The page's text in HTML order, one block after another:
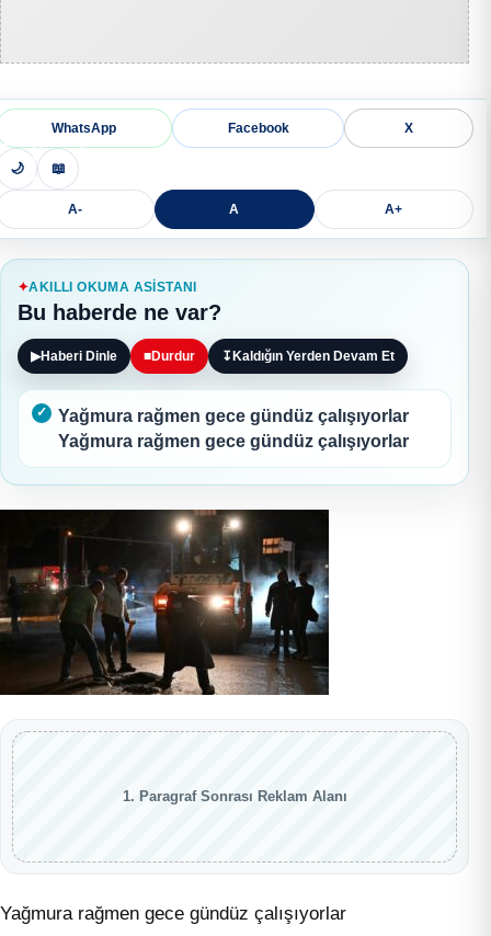
WhatsApp Facebook X
🌙 📖
A- A A+
AKILLI OKUMA ASISTANI
Bu haberde ne var?
▶Haberi Dinle ■Durdur ↧Kaldığın Yerden Devam Et
Yağmura rağmen gece gündüz çalışıyorlar
Yağmura rağmen gece gündüz çalışıyorlar
1. Paragraf Sonrası Reklam Alanı
Yağmura rağmen gece gündüz çalışıyorlar